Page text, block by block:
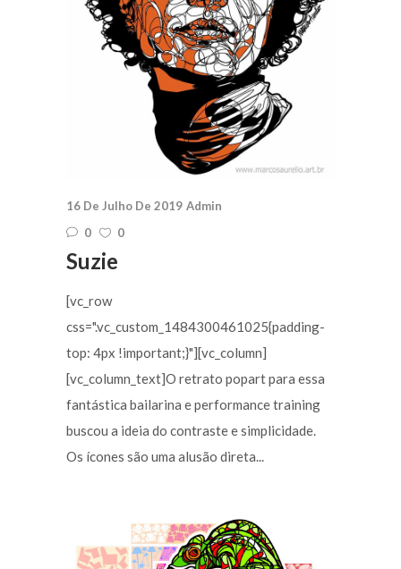
16 De Julho De 2019 Admin
0
0
Suzie
[vc_row
css=".vc_custom_1484300461025{padding-
top: 4px !important;}"][vc_column]
[vc_column_text]O retrato popart para essa
fantástica bailarina e performance training
buscou a ideia do contraste e simplicidade.
Os ícones são uma alusão direta...